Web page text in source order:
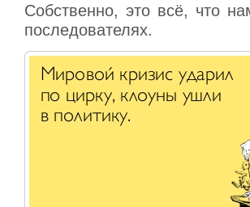
Собственно, это всё, что
последователях.